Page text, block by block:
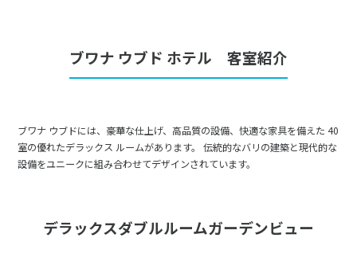
ブワナ ウブド ホテル 客室紹介
ブワナ ウブドには、豪華な仕上げ、高品質の設備、快適な家具を備えた 40
室の優れたデラックス ルームがあります。 伝統的なバリの建築と現代的な
設備をユニークに組み合わせてデザインされています。
デラックスダブルルームガーデンビュー